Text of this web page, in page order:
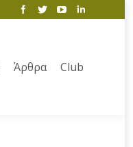
Άρθρα Club